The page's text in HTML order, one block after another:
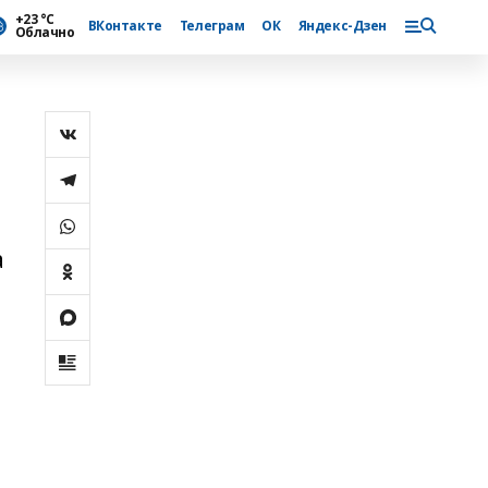
+23 °С
Облачно ВКонтакте Телеграм ОК Яндекс-Дзен